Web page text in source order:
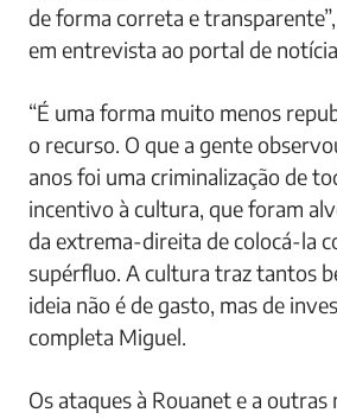
de forma correta e
em entrevista ao portal de
“É uma forma muito menos
o recurso. O que a gente
anos foi uma criminalização de
incentivo à cultura, que foram
da extrema-direita de colocá-la
supérfluo. A cultura traz tantos
ideia não é de gasto, mas de
completa Miguel.
Os ataques à Rouanet e a outras